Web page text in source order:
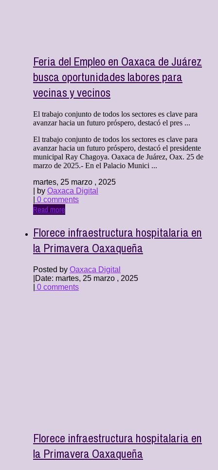
Feria del Empleo en Oaxaca de Juárez
busca oportunidades labores para
vecinas y vecinos
El trabajo conjunto de todos los sectores es clave para
avanzar hacia un futuro próspero, destacó el pres ...
El trabajo conjunto de todos los sectores es clave para
avanzar hacia un futuro próspero, destacó el presidente
municipal Ray Chagoya. Oaxaca de Juárez, Oax. 25 de
marzo de 2025.- En el Palacio Munici ...
martes, 25 marzo , 2025
| by Oaxaca Digital
0 comments
Read more
Florece infraestructura hospitalaria en
la Primavera Oaxaqueña
Posted by Oaxaca Digital
Date: martes, 25 marzo , 2025
0 comments
Florece infraestructura hospitalaria en
la Primavera Oaxaqueña